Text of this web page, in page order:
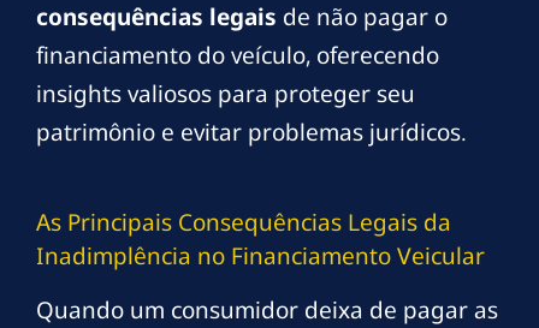
consequências legais de não pagar o
financiamento do veículo, oferecendo
insights valiosos para proteger seu
patrimônio e evitar problemas jurídicos.
As Principais Consequências Legais da
Inadimplência no Financiamento Veicular
Quando um consumidor deixa de pagar as